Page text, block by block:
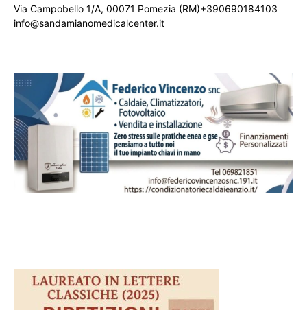
Via Campobello 1/A, 00071 Pomezia (RM)+390690184103
info@sandamianomedicalcenter.it